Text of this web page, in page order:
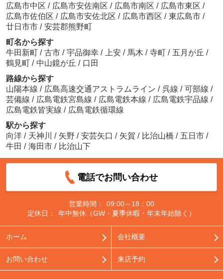
広島市中区 / 広島市安佐南区 / 広島市南区 / 広島市東区 /
広島市佐伯区 / 広島市安佐北区 / 広島市西区 / 東広島市 /
廿日市市 / 安芸郡熊野町
町名から探す
牛田新町 / 古市 / 宇品御幸 / 上安 / 馬木 / 寺町 / 五月が丘 /
鶴見町 / 中山鏡が丘 / 口田
路線から探す
山陽本線 / 広島高速交通アストラムライン / 呉線 / 可部線 /
芸備線 / 広島電鉄宮島線 / 広島電鉄本線 / 広島電鉄宇品線 /
広島電鉄皆実線 / 広島電鉄循環線
駅から探す
向洋 / 天神川 / 矢野 / 安芸矢口 / 矢賀 / 比治山橋 / 五日市 /
牛田 / 海田市 / 比治山下
電話でお問い合わせ
営業時間：
09:00～18：00
定休日：
年中無休（GW・夏季休暇・年末年始除く）
ホーム 会社概要
お問い合わせ 来店予約